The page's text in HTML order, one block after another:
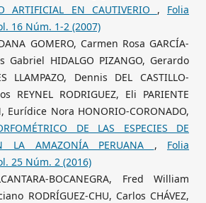
ARTIFICIAL EN CAUTIVERIO , Folia
16 Núm. 1-2 (2007)
GOMERO, Carmen Rosa GARCÍA-
Gabriel HIDALGO PIZANGO, Gerardo
LLAMPAZO, Dennis DEL CASTILLO-
REYNEL RODRIGUEZ, Eli PARIENTE
Eurídice Nora HONORIO-CORONADO,
DE LAS ESPECIES DE
LA AMAZONÍA PERUANA , Folia
25 Núm. 2 (2016)
BOCANEGRA, Fred William
RODRÍGUEZ-CHU, Carlos CHÁVEZ,